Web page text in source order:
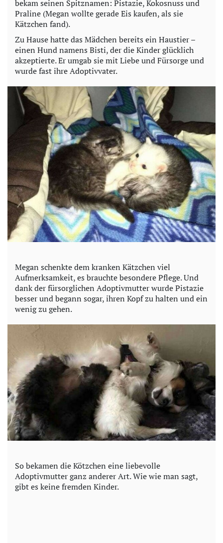
bekam seinen Spitznamen: Pistazie, Kokosnuss und
Praline (Megan wollte gerade Eis kaufen, als sie
Kätzchen fand).
Zu Hause hatte das Mädchen bereits ein Haustier –
einen Hund namens Bisti, der die Kinder glücklich
akzeptierte. Er umgab sie mit Liebe und Fürsorge und
wurde fast ihre Adoptivvater.
Megan schenkte dem kranken Kätzchen viel
Aufmerksamkeit, es brauchte besondere Pflege. Und
dank der fürsorglichen Adoptivmutter wurde Pistazie
besser und begann sogar, ihren Kopf zu halten und ein
wenig zu gehen.
So bekamen die Kötzchen eine liebevolle
Adoptivmutter ganz anderer Art. Wie wie man sagt,
gibt es keine fremden Kinder.